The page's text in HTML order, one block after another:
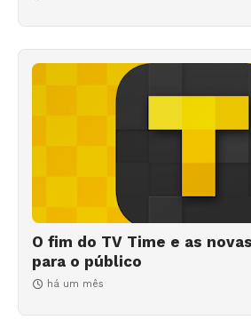
O fim do TV Time e as
para o público
há um mês